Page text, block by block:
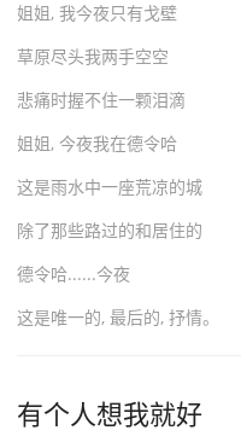
姐姐, 我今夜只有戈壁
草原尽头我两手空空
悲痛时握不住一颗泪滴
姐姐, 今夜我在德令哈
这是雨水中一座荒凉的城
除了那些路过的和居住的
德令哈......今夜
这是唯一的, 最后的, 抒情。
有个人想我就好